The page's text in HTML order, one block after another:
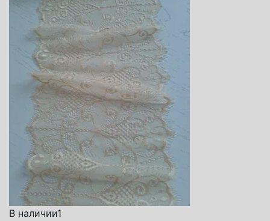
В наличии1